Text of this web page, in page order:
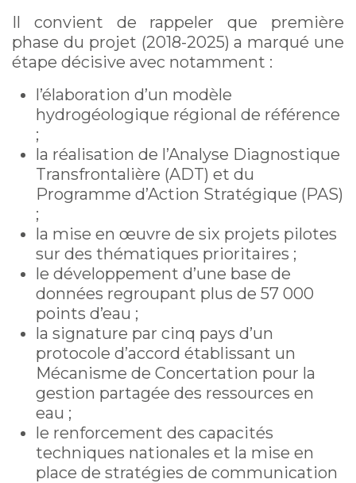
Il convient de rappeler que première
phase du projet (2018-2025) a marqué une
étape décisive avec notamment :
l’élaboration d’un modèle
hydrogéologique régional de référence
;
la réalisation de l’Analyse Diagnostique
Transfrontalière (ADT) et du
Programme d’Action Stratégique (PAS)
;
la mise en œuvre de six projets pilotes
sur des thématiques prioritaires ;
le développement d’une base de
données regroupant plus de 57 000
points d’eau ;
la signature par cinq pays d’un
protocole d’accord établissant un
Mécanisme de Concertation pour la
gestion partagée des ressources en
eau ;
le renforcement des capacités
techniques nationales et la mise en
place de stratégies de communication